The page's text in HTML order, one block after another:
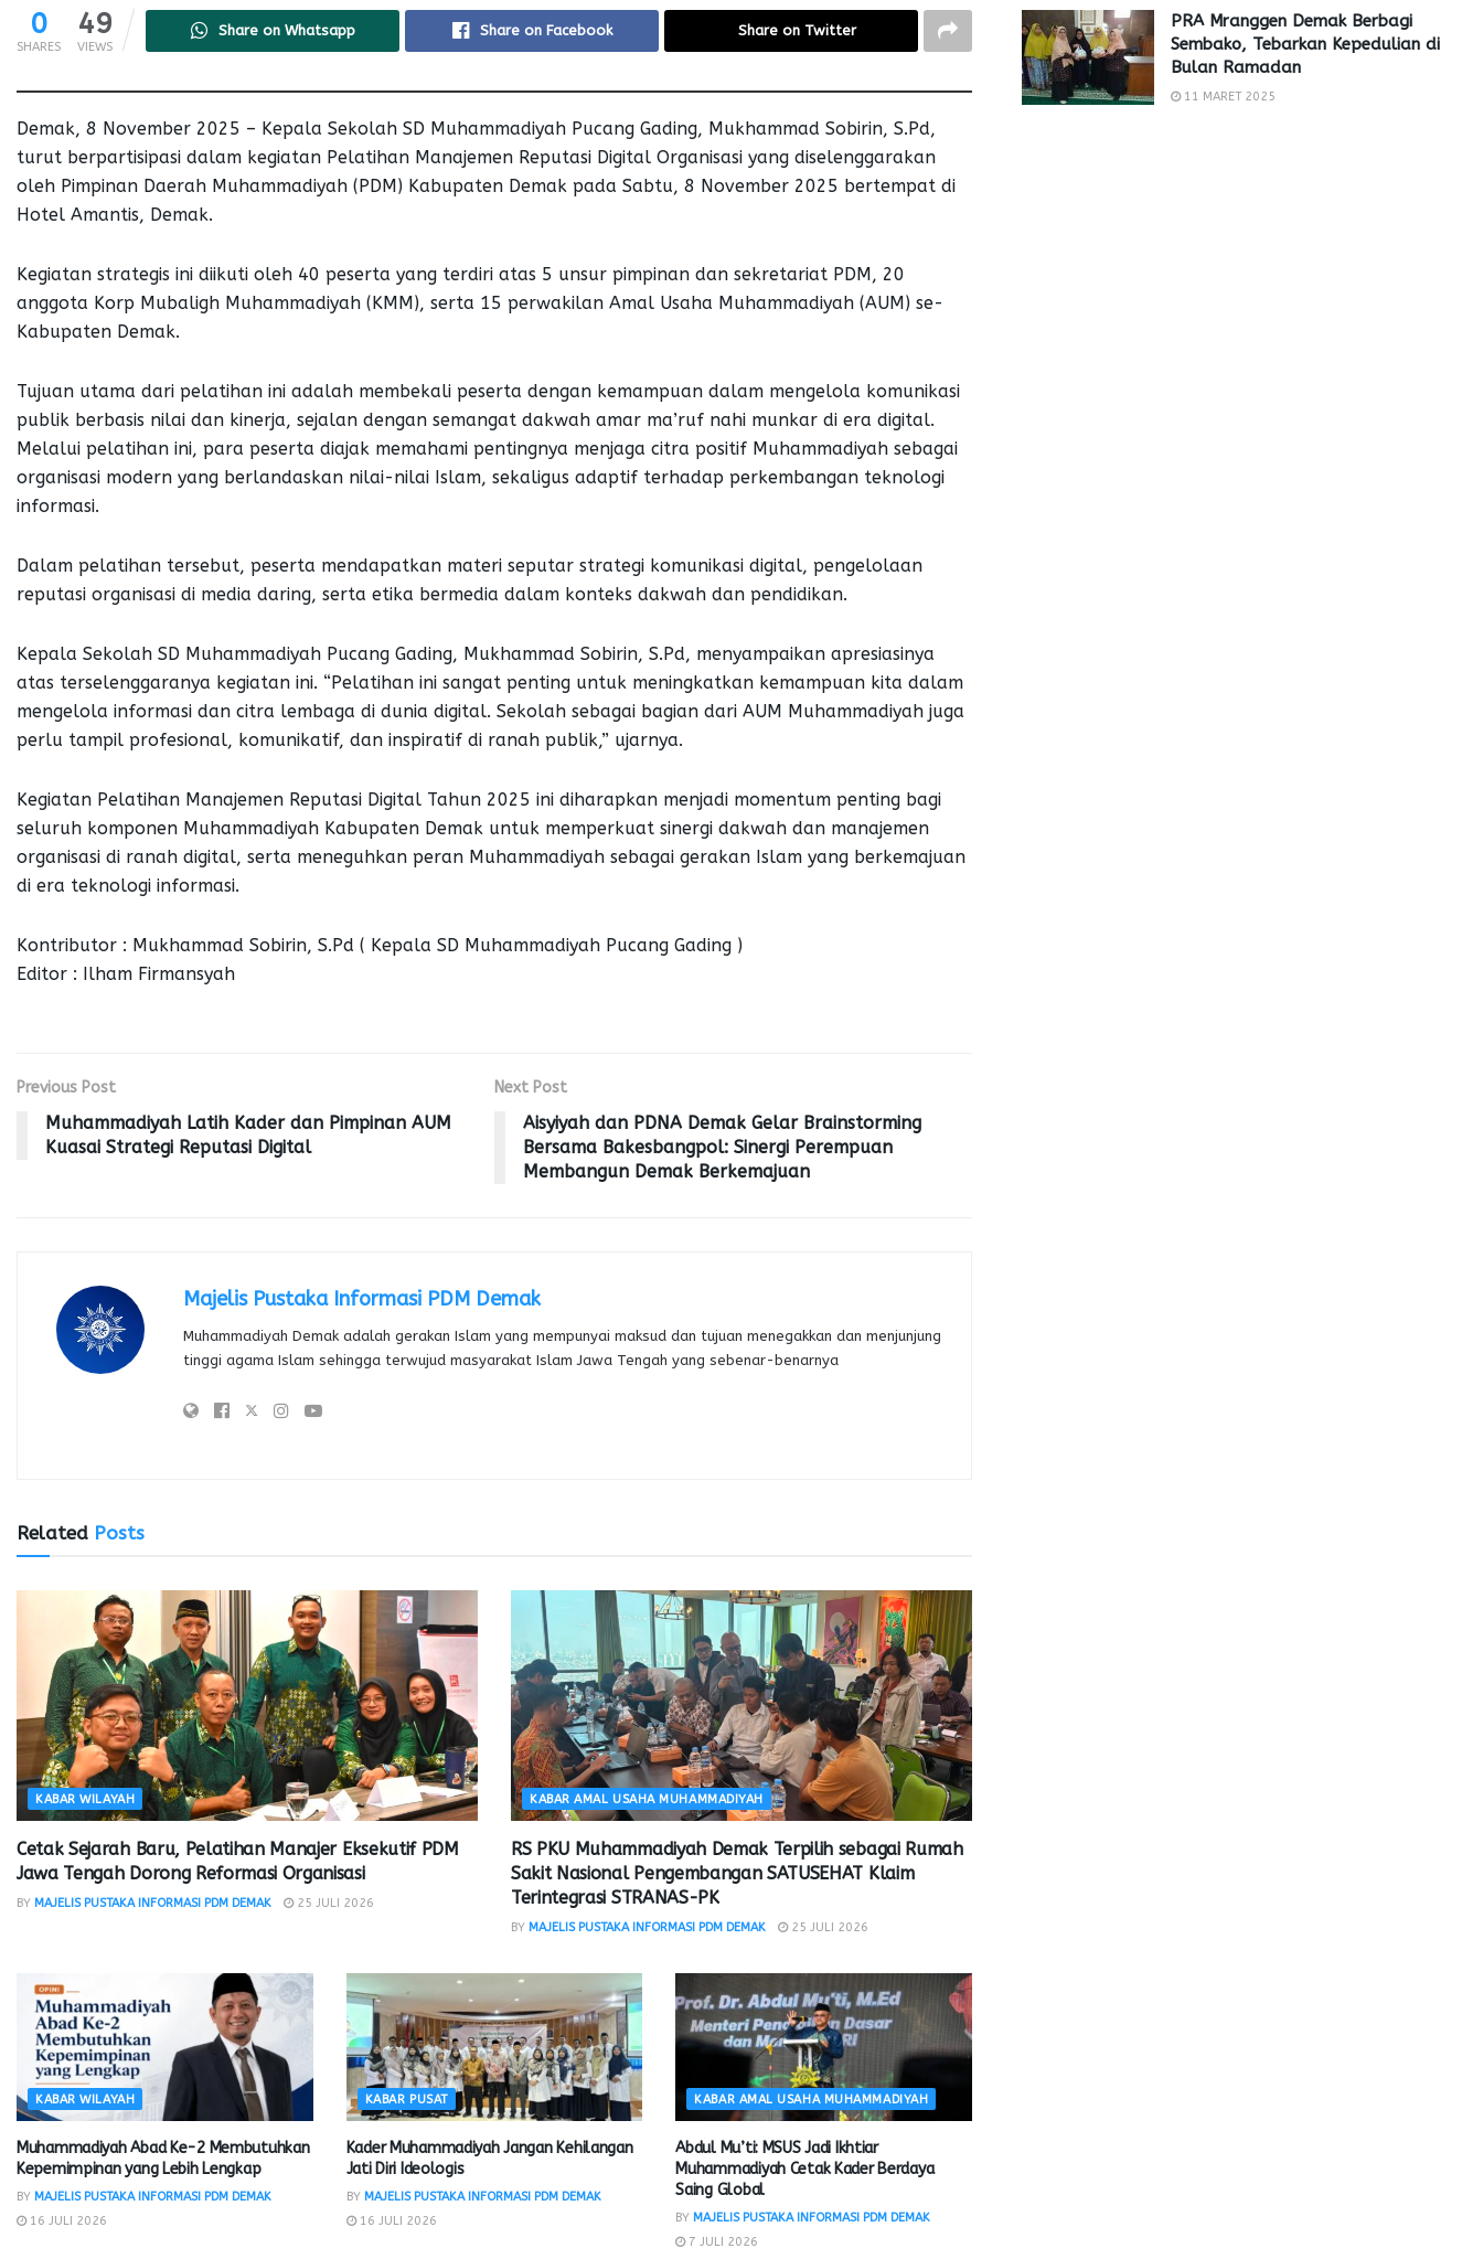
0
SHARES
49
VIEWS
Share on Whatsapp Share on Facebook Share on Twitter
Demak, 8 November 2025 – Kepala Sekolah SD Muhammadiyah Pucang Gading, Mukhammad Sobirin, S.Pd,
turut berpartisipasi dalam kegiatan Pelatihan Manajemen Reputasi Digital Organisasi yang diselenggarakan
oleh Pimpinan Daerah Muhammadiyah (PDM) Kabupaten Demak pada Sabtu, 8 November 2025 bertempat di
Hotel Amantis, Demak.
Kegiatan strategis ini diikuti oleh 40 peserta yang terdiri atas 5 unsur pimpinan dan sekretariat PDM, 20
anggota Korp Mubaligh Muhammadiyah (KMM), serta 15 perwakilan Amal Usaha Muhammadiyah (AUM) se-
Kabupaten Demak.
Tujuan utama dari pelatihan ini adalah membekali peserta dengan kemampuan dalam mengelola komunikasi
publik berbasis nilai dan kinerja, sejalan dengan semangat dakwah amar ma’ruf nahi munkar di era digital.
Melalui pelatihan ini, para peserta diajak memahami pentingnya menjaga citra positif Muhammadiyah sebagai
organisasi modern yang berlandaskan nilai-nilai Islam, sekaligus adaptif terhadap perkembangan teknologi
informasi.
Dalam pelatihan tersebut, peserta mendapatkan materi seputar strategi komunikasi digital, pengelolaan
reputasi organisasi di media daring, serta etika bermedia dalam konteks dakwah dan pendidikan.
Kepala Sekolah SD Muhammadiyah Pucang Gading, Mukhammad Sobirin, S.Pd, menyampaikan apresiasinya
atas terselenggaranya kegiatan ini. “Pelatihan ini sangat penting untuk meningkatkan kemampuan kita dalam
mengelola informasi dan citra lembaga di dunia digital. Sekolah sebagai bagian dari AUM Muhammadiyah juga
perlu tampil profesional, komunikatif, dan inspiratif di ranah publik,” ujarnya.
Kegiatan Pelatihan Manajemen Reputasi Digital Tahun 2025 ini diharapkan menjadi momentum penting bagi
seluruh komponen Muhammadiyah Kabupaten Demak untuk memperkuat sinergi dakwah dan manajemen
organisasi di ranah digital, serta meneguhkan peran Muhammadiyah sebagai gerakan Islam yang berkemajuan
di era teknologi informasi.
Kontributor : Mukhammad Sobirin, S.Pd ( Kepala SD Muhammadiyah Pucang Gading )
Editor : Ilham Firmansyah
Previous Post
Muhammadiyah Latih Kader dan Pimpinan AUM
Kuasai Strategi Reputasi Digital
Next Post
Aisyiyah dan PDNA Demak Gelar Brainstorming
Bersama Bakesbangpol: Sinergi Perempuan
Membangun Demak Berkemajuan
Majelis Pustaka Informasi PDM Demak
Muhammadiyah Demak adalah gerakan Islam yang mempunyai maksud dan tujuan menegakkan dan menjunjung
tinggi agama Islam sehingga terwujud masyarakat Islam Jawa Tengah yang sebenar-benarnya
Related Posts
KABAR WILAYAH
Cetak Sejarah Baru, Pelatihan Manajer Eksekutif PDM
Jawa Tengah Dorong Reformasi Organisasi
BY MAJELIS PUSTAKA INFORMASI PDM DEMAK 25 JULI 2026
KABAR AMAL USAHA MUHAMMADIYAH
RS PKU Muhammadiyah Demak Terpilih sebagai Rumah
Sakit Nasional Pengembangan SATUSEHAT Klaim
Terintegrasi STRANAS-PK
BY MAJELIS PUSTAKA INFORMASI PDM DEMAK 25 JULI 2026
KABAR WILAYAH
Muhammadiyah Abad Ke-2 Membutuhkan
Kepemimpinan yang Lebih Lengkap
BY MAJELIS PUSTAKA INFORMASI PDM DEMAK
16 JULI 2026
KABAR PUSAT
Kader Muhammadiyah Jangan Kehilangan
Jati Diri Ideologis
BY MAJELIS PUSTAKA INFORMASI PDM DEMAK
16 JULI 2026
KABAR AMAL USAHA MUHAMMADIYAH
Abdul Mu’ti: MSUS Jadi Ikhtiar
Muhammadiyah Cetak Kader Berdaya
Saing Global
BY MAJELIS PUSTAKA INFORMASI PDM DEMAK
7 JULI 2026
PRA Mranggen Demak Berbagi
Sembako, Tebarkan Kepedulian di
Bulan Ramadan
11 MARET 2025